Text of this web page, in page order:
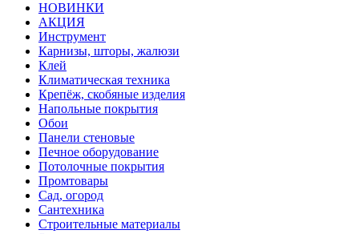
НОВИНКИ
АКЦИЯ
Инструмент
Карнизы, шторы, жалюзи
Клей
Климатическая техника
Крепёж, скобяные изделия
Напольные покрытия
Обои
Панели стеновые
Печное оборудование
Потолочные покрытия
Промтовары
Сад, огород
Сантехника
Строительные материалы